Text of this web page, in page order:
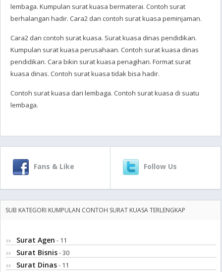
lembaga. Kumpulan surat kuasa bermaterai. Contoh surat
berhalangan hadir. Cara2 dan contoh surat kuasa peminjaman.
Cara2 dan contoh surat kuasa. Surat kuasa dinas pendidikan.
Kumpulan surat kuasa perusahaan. Contoh surat kuasa dinas
pendidikan. Cara bikin surat kuasa penagihan. Format surat
kuasa dinas. Contoh surat kuasa tidak bisa hadir.
Contoh surat kuasa dari lembaga. Contoh surat kuasa di suatu
lembaga.
Fans & Like Follow Us
SUB KATEGORI KUMPULAN CONTOH SURAT KUASA TERLENGKAP
Surat Agen - 11
Surat Bisnis- 30
Surat Dinas- 11